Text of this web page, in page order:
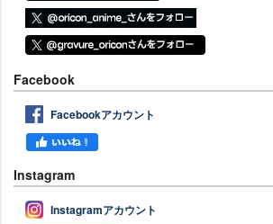
Facebook
Facebookアカウント
Instagram
Instagramアカウント